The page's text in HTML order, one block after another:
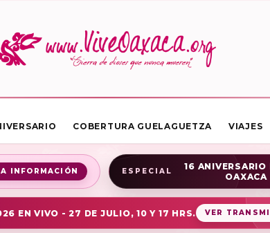
COBERTURA GUELAGUETZA VIAJES
INFORMACIÓN ESPECIAL
16 ANIVERSARIO
OAXACA
EN VIVO - 27 DE JULIO, 10 Y 17 HRS. VER